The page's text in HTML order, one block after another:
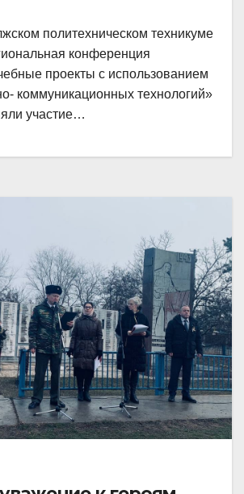
политехническом техникуме
конференция
проекты с использованием
коммуникационных технологий»
участие…